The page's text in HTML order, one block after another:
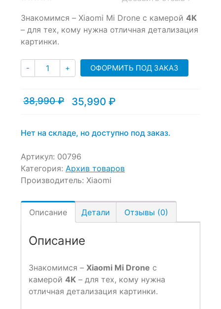
out
based
on
Знакомимся – Xiaomi Mi Drone с камерой 4K
– для тех, кому нужна отличная детализация
картинки.
- Количество
+ ОФОРМИТЬ ПОД ЗАКАЗ
38,990₽
Первоначальная
38,990 ₽.
35,990 ₽
Текущая
Нет на складе, но доступно под заказ.
Артикул: 00796
Категория: Архив товаров
Производитель: Xiaomi
Описание Детали Отзывы (0)
Описание
Знакомимся – Xiaomi Mi Drone с
камерой 4K – для тех, кому нужна
отличная детализация картинки.